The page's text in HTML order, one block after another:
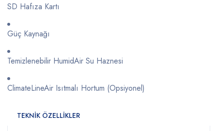
SD Hafıza Kartı
Güç Kaynağı
Temizlenebilir HumidAir Su Haznesi
ClimateLineAir Isıtmalı Hortum (Opsiyonel)
TEKNİK ÖZELLİKLER